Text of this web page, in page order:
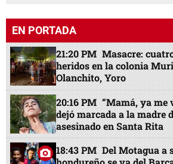
EN PORTADA
21:20 PM Masacre:
heridos en la colonia
Olanchito, Yoro
20:16 PM “Mamá, ya me
dejó marcada a la madre
asesinado en Santa Rita
18:43 PM Del Motagua a